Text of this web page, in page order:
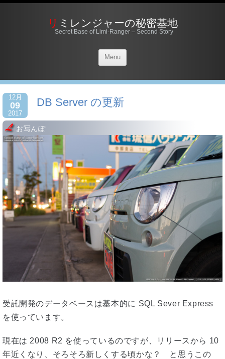
リミレンジャーの秘密基地
Secret Base of Limi-Ranger – Second Story
Menu
12月
09
2017
DB Server の更新
お写んぽ
受託開発のデータベースは基本的に SQL Sever Express
を使っています。
現在は 2008 R2 を使っているのですが、リリースから 10
年近くなり、そろそろ新しくする頃かな？ と思うこの